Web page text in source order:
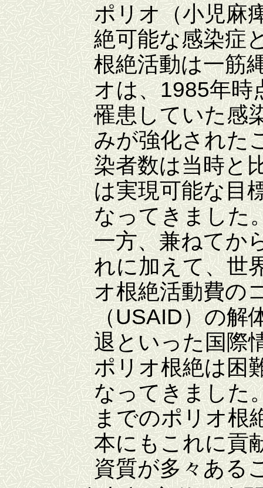
ポリオ（小児麻
絶可能な感染症
根絶活動は一筋
オは、1985年時
罹患していた感
みが強化された
染者数は当時と
は実現可能な目
なってきました
一方、兼ねてか
れに加えて、世
オ根絶活動費の
（USAID）の解
退といった国際
ポリオ根絶は困
なってきました
までのポリオ根
本にもこれに貢
資質が多々ある